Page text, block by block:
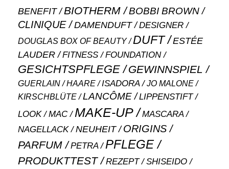
BENEFIT BIOTHERM BOBBI BROWN
CLINIQUE DAMENDUFT DESIGNER
DOUGLAS BOX OF BEAUTY DUFT
ESTÉE
LAUDER
FITNESS FOUNDATION
GESICHTSPFLEGE GEWINNSPIEL
GUERLAIN HAARE ISADORA JO MALONE
KIRSCHBLÜTE LANCÔME LIPPENSTIFT
LOOK MAC MAKE-UP MASCARA
NAGELLACK NEUHEIT ORIGINS
PARFUM PETRA PFLEGE
PRODUKTTEST REZEPT SHISEIDO